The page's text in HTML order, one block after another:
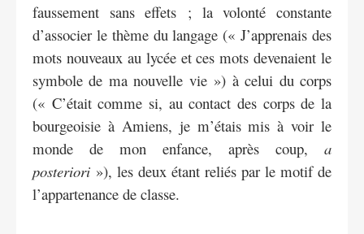
faussement sans effets ; la volonté constante
d’associer le thème du langage (« J’apprenais des
mots nouveaux au lycée et ces mots devenaient le
symbole de ma nouvelle vie ») à celui du corps
(« C’était comme si, au contact des corps de la
bourgeoisie à Amiens, je m’étais mis à voir le
monde de mon enfance, après coup, a
posteriori »), les deux étant reliés par le motif de
l’appartenance de classe.